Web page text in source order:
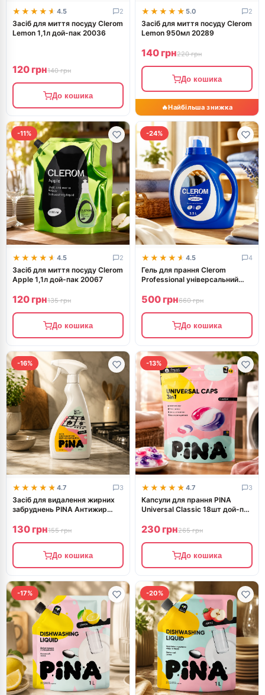
★★★★★
★★★★★ 4.5 2
Засіб для миття посуду Clerom
Lemon 1,1л дой-пак 20036
120 грн140 грн
До кошика
★★★★★
★★★★★ 5.0 2
Засіб для миття посуду Clerom
Lemon 950мл 20289
140 грн220 грн
До кошика
-11%
★★★★★
★★★★★ 4.5 2
Засіб для миття посуду Clerom
Apple 1,1л дой-пак 20067
120 грн135 грн
До кошика
-24%
★★★★★
★★★★★ 4.5 4
Гель для прання Clerom
Professional універсальний
500 грн660 грн
До кошика
-16%
★★★★★
★★★★★ 4.7 3
Засіб для видалення жирних
забруднень PINA Антижир
130 грн155 грн
До кошика
-13%
★★★★★
★★★★★ 4.7 3
Капсули для прання PINA
Universal Classic 18шт дой-пак
230 грн265 грн
До кошика
-17% -20%